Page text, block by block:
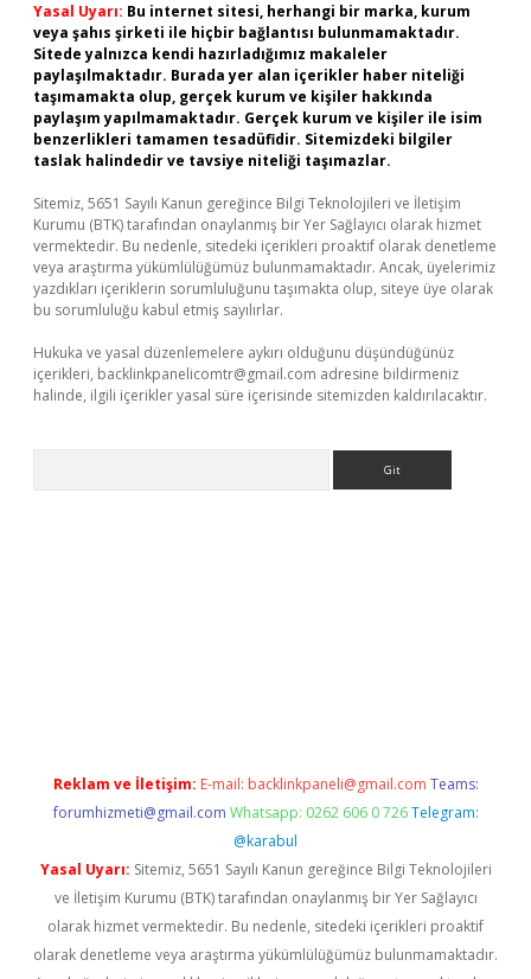
Yasal Uyarı: Bu internet sitesi, herhangi bir marka, kurum
veya şahıs şirketi ile hiçbir bağlantısı bulunmamaktadır.
Sitede yalnızca kendi hazırladığımız makaleler
paylaşılmaktadır. Burada yer alan içerikler haber niteliği
taşımamakta olup, gerçek kurum ve kişiler hakkında
paylaşım yapılmamaktadır. Gerçek kurum ve kişiler ile isim
benzerlikleri tamamen tesadüfidir. Sitemizdeki bilgiler
taslak halindedir ve tavsiye niteliği taşımazlar.
Sitemiz, 5651 Sayılı Kanun gereğince Bilgi Teknolojileri ve İletişim
Kurumu (BTK) tarafından onaylanmış bir Yer Sağlayıcı olarak hizmet
vermektedir. Bu nedenle, sitedeki içerikleri proaktif olarak denetleme
veya araştırma yükümlülüğümüz bulunmamaktadır. Ancak, üyelerimiz
yazdıkları içeriklerin sorumluluğunu taşımakta olup, siteye üye olarak
bu sorumluluğu kabul etmiş sayılırlar.
Hukuka ve yasal düzenlemelere aykırı olduğunu düşündüğünüz
içerikleri, backlinkpanelicomtr@gmail.com adresine bildirmeniz
halinde, ilgili içerikler yasal süre içerisinde sitemizden kaldırılacaktır.
Reklam ve İletişim: E-mail: backlinkpaneli@gmail.com Teams:
forumhizmeti@gmail.com Whatsapp: 0262 606 0 726 Telegram:
@karabul
Yasal Uyarı: Sitemiz, 5651 Sayılı Kanun gereğince Bilgi Teknolojileri
ve İletişim Kurumu (BTK) tarafından onaylanmış bir Yer Sağlayıcı
olarak hizmet vermektedir. Bu nedenle, sitedeki içerikleri proaktif
olarak denetleme veya araştırma yükümlülüğümüz bulunmamaktadır.